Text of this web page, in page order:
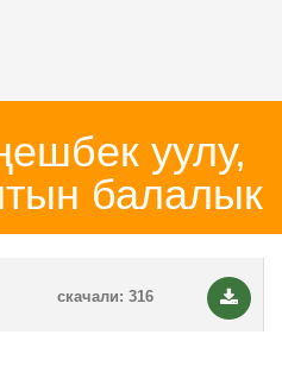
уулу,
балалык
скачали: 316